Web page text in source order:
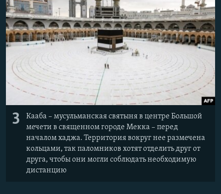
3
Кааба – мусульманская святыня в центре Большой
мечети в священном городе Мекка – перед
началом хаджа. Территория вокруг нее размечена
кольцами, так паломников хотят отделить друг от
друга, чтобы они могли соблюдать необходимую
дистанцию